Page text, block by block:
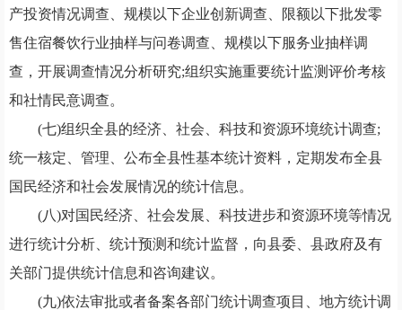
产投资情况调查、规模以下企业创新调查、限额以下批发零
售住宿餐饮行业抽样与问卷调查、规模以下服务业抽样调
查，开展调查情况分析研究;组织实施重要统计监测评价考核
和社情民意调查。
(七)组织全县的经济、社会、科技和资源环境统计调查;
统一核定、管理、公布全县性基本统计资料，定期发布全县
国民经济和社会发展情况的统计信息。
(八)对国民经济、社会发展、科技进步和资源环境等情况
进行统计分析、统计预测和统计监督，向县委、县政府及有
关部门提供统计信息和咨询建议。
(九)依法审批或者备案各部门统计调查项目、地方统计调